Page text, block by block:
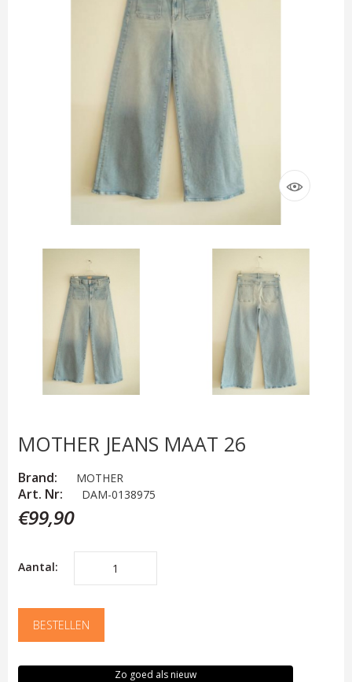
MOTHER JEANS MAAT 26
Brand: MOTHER
Art. Nr: DAM-0138975
€99,90
Aantal:
BESTELLEN
Zo goed als nieuw